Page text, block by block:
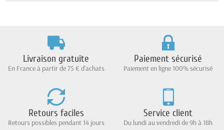
Livraison gratuite
En France à partir de 75 € d'achats
Paiement sécurisé
Paiement en ligne 100% sécurisé
Retours faciles
Retours possibles pendant 14 jours
Service client
Du lundi au vendredi de 9h à 18h